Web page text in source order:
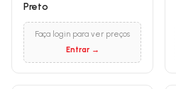
Preto
Faça login para ver preços
Entrar →